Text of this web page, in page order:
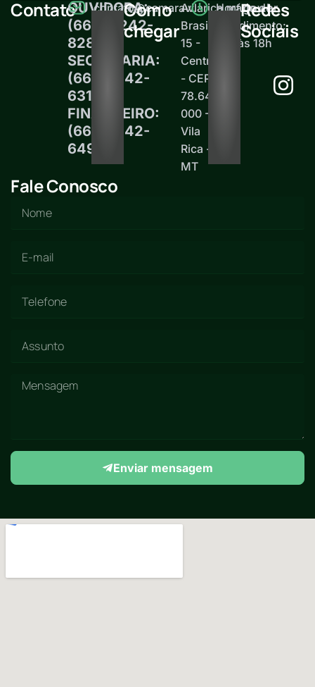
ContatoOUVIDORA:
(66) 99242-
8289
SECRETARIA:
(66)99242-
6313
FINANCEIRO:
(66)99242-
6497
contato@camaravilarica.mt.gov.br
Como
chegar
Av.
Brasil,
15 -
Centro
- CEP
78.645-
000 -
Vila
Rica -
MT
Horário de
atendimento:
12h às 18h
Redes
Sociais
Fale Conosco
Enviar mensagem